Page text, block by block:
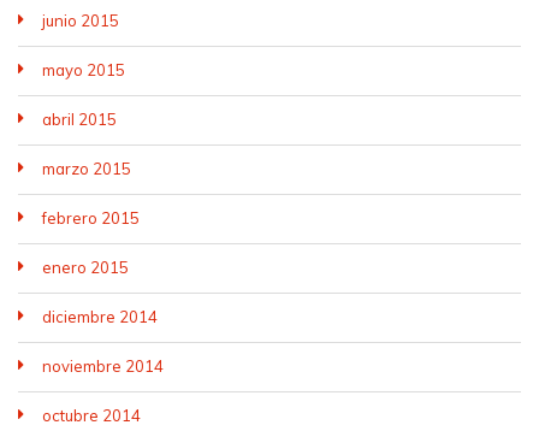
junio 2015
mayo 2015
abril 2015
marzo 2015
febrero 2015
enero 2015
diciembre 2014
noviembre 2014
octubre 2014